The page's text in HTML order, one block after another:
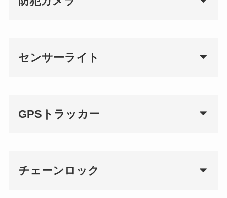
センサーライト
GPSトラッカー
チェーンロック